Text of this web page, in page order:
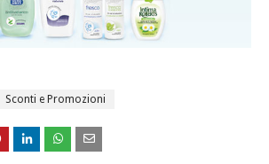
Sconti e Promozioni